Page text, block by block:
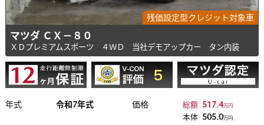
残価設定型クレジット対象車
マツダ ＣＸ－８０
ＸＤプレミアムスポーツ ４ＷＤ 当社デモアップカー タン内装
年式 令和7年式 価格 総額 517.4万円
本体 505.0万円